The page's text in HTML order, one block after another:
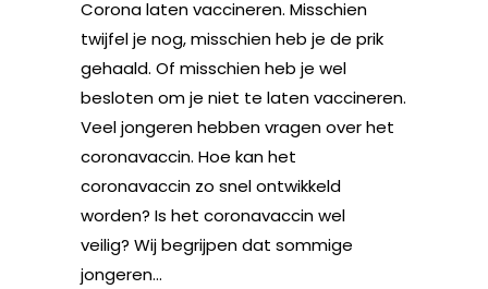
Corona laten vaccineren. Misschien
twijfel je nog, misschien heb je de prik
gehaald. Of misschien heb je wel
besloten om je niet te laten vaccineren.
Veel jongeren hebben vragen over het
coronavaccin. Hoe kan het
coronavaccin zo snel ontwikkeld
worden? Is het coronavaccin wel
veilig? Wij begrijpen dat sommige
jongeren...